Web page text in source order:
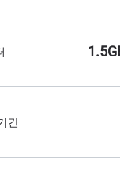
간